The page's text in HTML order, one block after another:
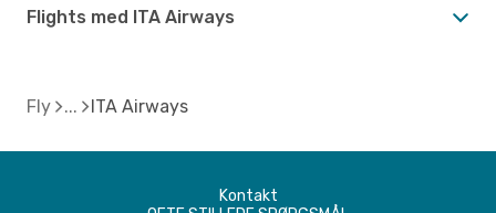
Flights med ITA Airways
Fly ITA Airways
Kontakt